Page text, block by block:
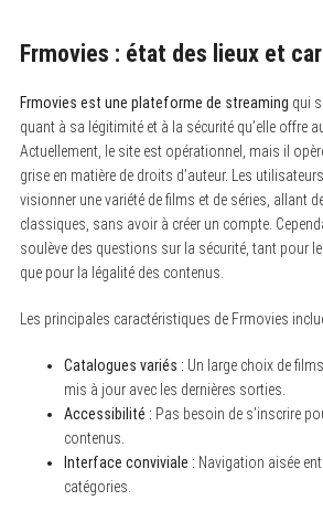
Frmovies : état des lieux et
Frmovies est une plateforme de streaming qui
quant à sa légitimité et à la sécurité qu’elle offre
Actuellement, le site est opérationnel, mais il
grise en matière de droits d’auteur. Les
visionner une variété de films et de séries, allant
classiques, sans avoir à créer un compte.
soulève des questions sur la sécurité, tant pour
que pour la légalité des contenus.
Les principales caractéristiques de Frmovies
Catalogues variés : Un large choix de
mis à jour avec les dernières sorties.
Accessibilité : Pas besoin de s’inscrire
contenus.
Interface conviviale : Navigation aisée
catégories.